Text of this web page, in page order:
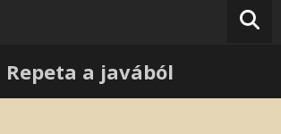
Repeta a javából